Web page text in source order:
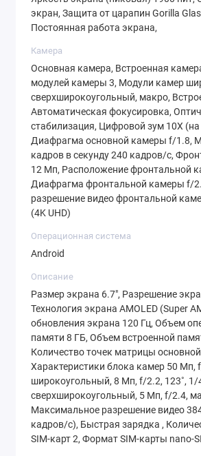
личных и рабочих контактов.
Почему стоит выбрать
A36?
Мощность и
Благодаря процессору
Snapdragon 6 Gen 3 и 8 ГБ
памяти, смартфон
задачами: от запуска
многозадачности в рабочих
Качественный дисплей
AMOLED-экран с частотой 120
цвет и плавную анимацию. Это
комфортным.
Долгая работа от одного
Аккумулятор на 5000 мАч
о частых подзарядках. Даже
использовании смартфон
день.
Надежная защита
Стандарт IP67 защищает
экран, Защита от царапин Gorilla
Постоянная работа экрана,
Камера
Основная камера, Встроенная
модулей камеры 3, Модули камер
сверхширокоугольный, макро,
Автоматическая фокусировка,
стабилизация, Цифровой зум 10X (на
Диафрагма основной камеры f/1.8,
кадров в секунду 240 кадров/с,
12 Мп, Расположение фронтальной
Диафрагма фронтальной камеры f/
разрешение видео фронтальной
(4K UHD)
Операционная система
Android
Описание
Размер экрана 6.7", Разрешение
Технология экрана AMOLED (Super
обновления экрана 120 Гц, Объем
памяти 8 ГБ, Объем встроенной
Количество точек матрицы
Характеристики блока камер 50 Мп,
широкоугольный, 8 Мп, f/2.2, 123˚, 1/
сверхширокоугольный, 5 Мп, f/2.4,
Максимальное разрешение видео
кадров/с), Быстрая зарядка ,
SIM-карт 2, Формат SIM-карты nano-